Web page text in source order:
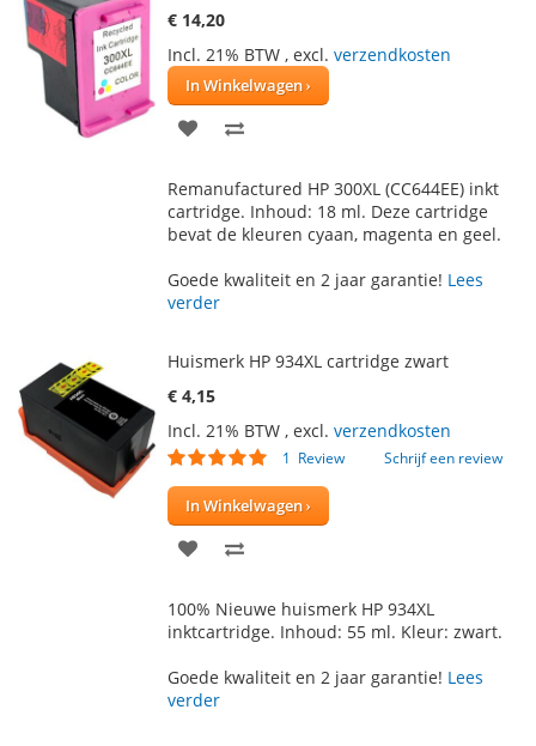
€ 14,20
Incl. 21% BTW , excl. verzendkosten
In Winkelwagen
VOEG
AAN
VERLANGLIJST
TE
VERGELIJKEN
Remanufactured HP 300XL (CC644EE) inkt
cartridge. Inhoud: 18 ml. Deze cartridge
bevat de kleuren cyaan, magenta en geel.
Goede kwaliteit en 2 jaar garantie! Lees
verder
Huismerk HP 934XL cartridge zwart
€ 4,15
Incl. 21% BTW , excl. verzendkosten
Waardering:
1 Review Schrijf een review
In Winkelwagen
VOEG
AAN
VERLANGLIJST
TE
VERGELIJKEN
100% Nieuwe huismerk HP 934XL
inktcartridge. Inhoud: 55 ml. Kleur: zwart.
Goede kwaliteit en 2 jaar garantie! Lees
verder